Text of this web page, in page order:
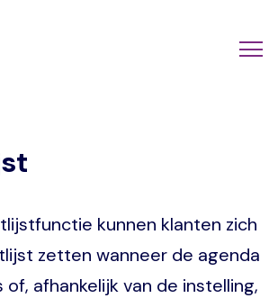
kunnen klanten zich
zetten wanneer de agenda
afhankelijk van de instelling,